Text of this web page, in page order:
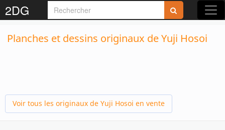
2DG
Planches et dessins originaux de Yuji Hosoi
Voir tous les originaux de Yuji Hosoi en vente